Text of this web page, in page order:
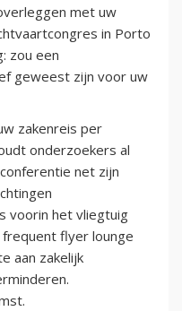
met uw
in Porto
zou een
geweest zijn voor uw
zakenreis per
onderzoekers al
net zijn
voorin het vliegtuig
flyer lounge
aan zakelijk